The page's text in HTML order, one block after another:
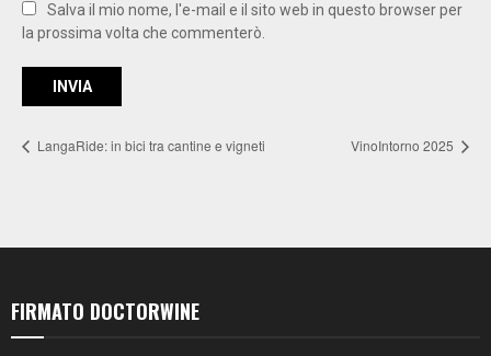
Salva il mio nome, l'e-mail e il sito web in questo browser per
la prossima volta che commenterò.
LangaRide: in bici tra cantine e vigneti VinoIntorno 2025
FIRMATO DOCTORWINE